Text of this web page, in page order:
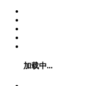
加载中...